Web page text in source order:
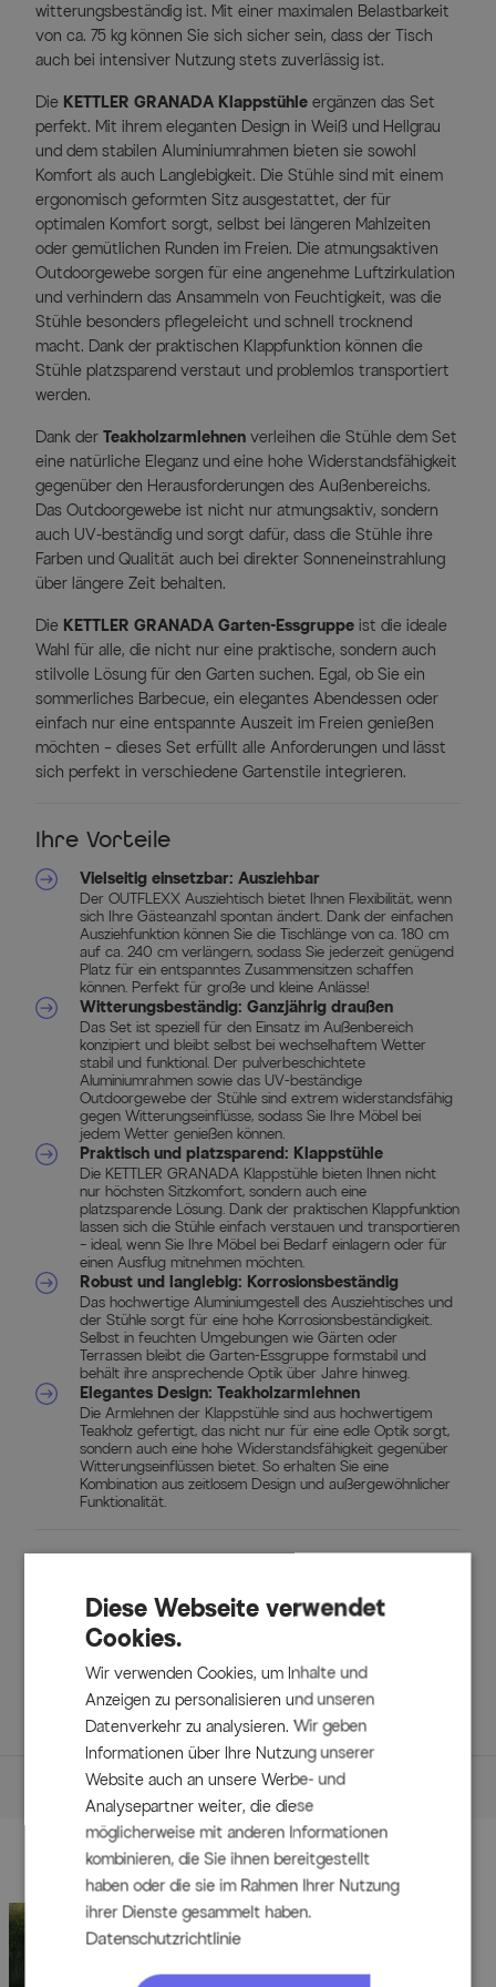
witterungsbeständig ist. Mit einer maximalen Belastbarkeit
von ca. 75 kg können Sie sich sicher sein, dass der Tisch
auch bei intensiver Nutzung stets zuverlässig ist.
Die KETTLER GRANADA Klappstühle ergänzen das Set
perfekt. Mit ihrem eleganten Design in Weiß und Hellgrau
und dem stabilen Aluminiumrahmen bieten sie sowohl
Komfort als auch Langlebigkeit. Die Stühle sind mit einem
ergonomisch geformten Sitz ausgestattet, der für
optimalen Komfort sorgt, selbst bei längeren Mahlzeiten
oder gemütlichen Runden im Freien. Die atmungsaktiven
Outdoorgewebe sorgen für eine angenehme Luftzirkulation
und verhindern das Ansammeln von Feuchtigkeit, was die
Stühle besonders pflegeleicht und schnell trocknend
macht. Dank der praktischen Klappfunktion können die
Stühle platzsparend verstaut und problemlos transportiert
werden.
Dank der Teakholzarmlehnen verleihen die Stühle dem Set
eine natürliche Eleganz und eine hohe Widerstandsfähigkeit
gegenüber den Herausforderungen des Außenbereichs.
Das Outdoorgewebe ist nicht nur atmungsaktiv, sondern
auch UV-beständig und sorgt dafür, dass die Stühle ihre
Farben und Qualität auch bei direkter Sonneneinstrahlung
über längere Zeit behalten.
Die KETTLER GRANADA Garten-Essgruppe ist die ideale
Wahl für alle, die nicht nur eine praktische, sondern auch
stilvolle Lösung für den Garten suchen. Egal, ob Sie ein
sommerliches Barbecue, ein elegantes Abendessen oder
einfach nur eine entspannte Auszeit im Freien genießen
möchten – dieses Set erfüllt alle Anforderungen und lässt
sich perfekt in verschiedene Gartenstile integrieren.
Ihre Vorteile
Vielseitig einsetzbar: Ausziehbar
Der OUTFLEXX Ausziehtisch bietet Ihnen Flexibilität, wenn
sich Ihre Gästeanzahl spontan ändert. Dank der einfachen
Ausziehfunktion können Sie die Tischlänge von ca. 180 cm
auf ca. 240 cm verlängern, sodass Sie jederzeit genügend
Platz für ein entspanntes Zusammensitzen schaffen
können. Perfekt für große und kleine Anlässe!
Witterungsbeständig: Ganzjährig draußen
Das Set ist speziell für den Einsatz im Außenbereich
konzipiert und bleibt selbst bei wechselhaftem Wetter
stabil und funktional. Der pulverbeschichtete
Aluminiumrahmen sowie das UV-beständige
Outdoorgewebe der Stühle sind extrem widerstandsfähig
gegen Witterungseinflüsse, sodass Sie Ihre Möbel bei
jedem Wetter genießen können.
Praktisch und platzsparend: Klappstühle
Die KETTLER GRANADA Klappstühle bieten Ihnen nicht
nur höchsten Sitzkomfort, sondern auch eine
platzsparende Lösung. Dank der praktischen Klappfunktion
lassen sich die Stühle einfach verstauen und transportieren
– ideal, wenn Sie Ihre Möbel bei Bedarf einlagern oder für
einen Ausflug mitnehmen möchten.
Robust und langlebig: Korrosionsbeständig
Das hochwertige Aluminiumgestell des Ausziehtisches und
der Stühle sorgt für eine hohe Korrosionsbeständigkeit.
Selbst in feuchten Umgebungen wie Gärten oder
Terrassen bleibt die Garten-Essgruppe formstabil und
behält ihre ansprechende Optik über Jahre hinweg.
Elegantes Design: Teakholzarmlehnen
Die Armlehnen der Klappstühle sind aus hochwertigem
Teakholz gefertigt, das nicht nur für eine edle Optik sorgt,
sondern auch eine hohe Widerstandsfähigkeit gegenüber
Witterungseinflüssen bietet. So erhalten Sie eine
Kombination aus zeitlosem Design und außergewöhnlicher
Funktionalität.
1x OUTFLEXX Ausziehtisch, weiß, Alu/Glas, ca.
180/240 x 100 cm, witterungsbeständig, hohe
Belastbarkeit
6x KETTLER GRANADA Klappstuhl, weiß matt/hellgrau,
Alu/Teak/Outdoorgewebe, ergonomisch, klappbar
Maße
Details
OUTFLEXX Ausziehtisch
Material Gestell: Aluminium, pulverbeschichtet
Farbe: Outflexx White
Zubehör
Diese Webseite verwendet
Cookies.
Wir verwenden Cookies, um Inhalte und
Anzeigen zu personalisieren und unseren
Datenverkehr zu analysieren. Wir geben
Informationen über Ihre Nutzung unserer
Website auch an unsere Werbe- und
Analysepartner weiter, die diese
möglicherweise mit anderen Informationen
kombinieren, die Sie ihnen bereitgestellt
haben oder die sie im Rahmen Ihrer Nutzung
ihrer Dienste gesammelt haben.
Datenschutzrichtlinie